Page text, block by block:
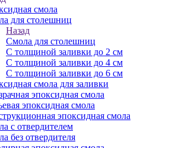
смола
для столешниц
Назад
Смола для столешниц
С толщиной заливки до 2 см
С толщиной заливки до 4 см
С толщиной заливки до 6 см
смола для заливки
эпоксидная смола
эпоксидная смола
эпоксидная смола
с отвердителем
без отвердителя